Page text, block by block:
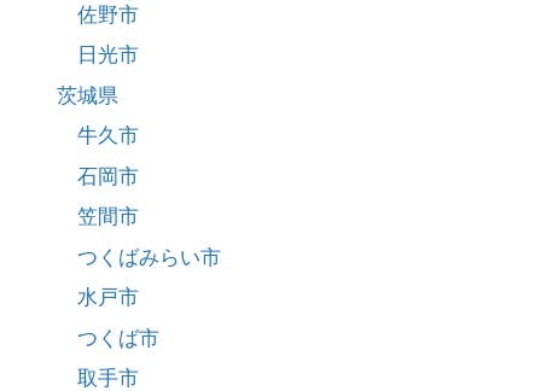
佐野市
日光市
茨城県
牛久市
石岡市
笠間市
つくばみらい市
水戸市
つくば市
取手市